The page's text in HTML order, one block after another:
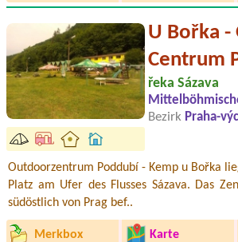
U Bořka
Centrum
řeka Sázava
Bezirk Praha-
Outdoorzentrum Poddubí - Kemp u Bořka
Platz am Ufer des Flusses Sázava. Das
südöstlich von Prag bef..
Merkbox Karte